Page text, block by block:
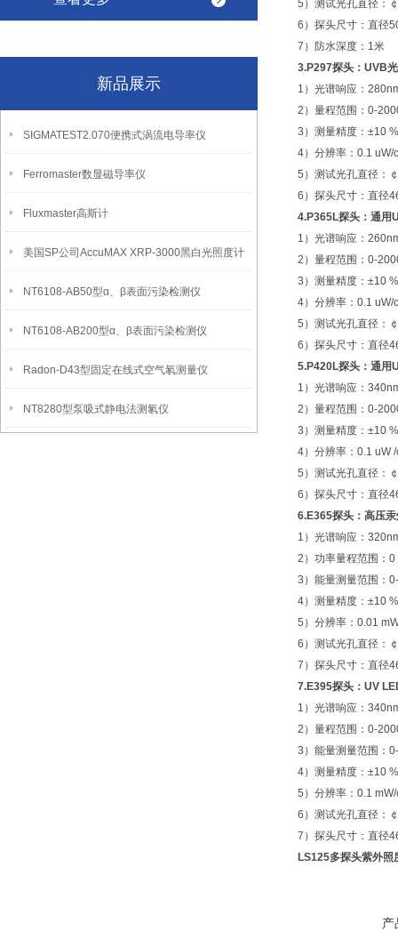
新品展示
SIGMATEST2.070便携式涡流电导率仪
Ferromaster数显磁导率仪
Fluxmaster高斯计
美国SP公司AccuMAX XRP-3000黑白光照度计
NT6108-AB50型α、β表面污染检测仪
NT6108-AB200型α、β表面污染检测仪
Radon-D43型固定在线式空气氡测量仪
NT8280型泵吸式静电法测氡仪
5）测试光孔直径：
6）探头尺寸：直径
7）防水深度：1米
3.P297探头：UVB
1）光谱响应：
2）量程范围：0-
3）测量精度：±10 %
4）分辨率：0.1 uW/
5）测试光孔直径：
6）探头尺寸：直径
4.P365L探头：通用
1）光谱响应：
2）量程范围：0-
3）测量精度：±10 %
4）分辨率：0.1 uW/
5）测试光孔直径：
6）探头尺寸：直径
5.P420L探头：通用
1）光谱响应：
2）量程范围：0-
3）测量精度：±10 %
4）分辨率：0.1 uW
5）测试光孔直径：
6）探头尺寸：直径
6.E365探头：高压
1）光谱响应：
2）功率量程范围：
3）能量测量范围：
4）测量精度：±10 %
5）分辨率：0.01
6）测试光孔直径：
7）探头尺寸：直径
7.E395探头：UV
1）光谱响应：
2）量程范围：0-
3）能量测量范围：
4）测量精度：±10 %
5）分辨率：0.1
6）测试光孔直径：
7）探头尺寸：直径
LS125多探头紫外照
产